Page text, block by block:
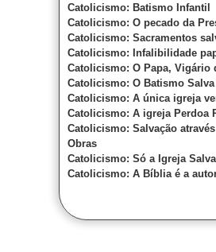
Catolicismo: Batismo Infantil
Catolicismo: O pecado da
Catolicismo: Sacramentos
Catolicismo: Infalibilidade
Catolicismo: O Papa, Vigário
Catolicismo: O Batismo Salva
Catolicismo: A única igreja
Catolicismo: A igreja Perdoa
Catolicismo: Salvação
Obras
Catolicismo: Só a Igreja Salva
Catolicismo: A Bíblia é a